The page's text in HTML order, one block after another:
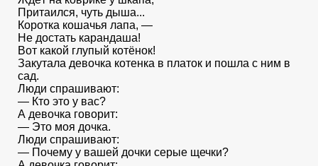
Притаился, чуть дыша...
Коротка кошачья лапа, —
Не достать карандаша!
Вот какой глупый котёнок!
Закутала девочка котенка в платок и пошла с ним в
сад.
Люди спрашивают:
— Кто это у вас?
А девочка говорит:
— Это моя дочка.
Люди спрашивают:
— Почему у вашей дочки серые щечки?